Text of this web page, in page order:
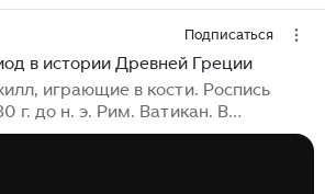
Подписаться
в истории Древней Греции
играющие в кости. Роспись
г. до н. э. Рим. Ватикан. В
истории Древней Греции